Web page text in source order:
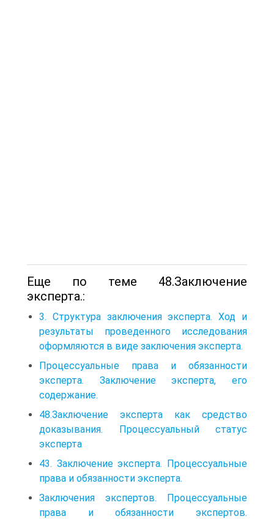
Еще по теме 48.Заключение
эксперта.:
3. Структура заключения эксперта. Ход и
результаты проведенного исследования
оформляются в виде заключения эксперта.
Процессуальные права и обязанности
эксперта. Заключение эксперта, его
содержание.
48.Заключение эксперта как средство
доказывания. Процессуальный статус
эксперта
43. Заключение эксперта. Процессуальные
права и обязанности эксперта.
Заключения экспертов. Процессуальные
права и обязанности экспертов.